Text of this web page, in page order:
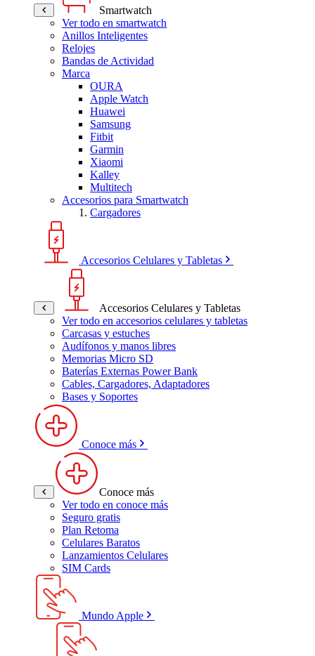
Smartwatch
Ver todo en smartwatch
Anillos Inteligentes
Relojes
Bandas de Actividad
Marca
OURA
Apple Watch
Huawei
Samsung
Fitbit
Garmin
Xiaomi
Kalley
Multitech
Accesorios para Smartwatch
Cargadores
Accesorios Celulares y Tabletas
Accesorios Celulares y Tabletas
Ver todo en accesorios celulares y tabletas
Carcasas y estuches
Audífonos y manos libres
Memorias Micro SD
Baterías Externas Power Bank
Cables, Cargadores, Adaptadores
Bases y Soportes
Conoce más
Conoce más
Ver todo en conoce más
Seguro gratis
Plan Retoma
Celulares Baratos
Lanzamientos Celulares
SIM Cards
Mundo Apple